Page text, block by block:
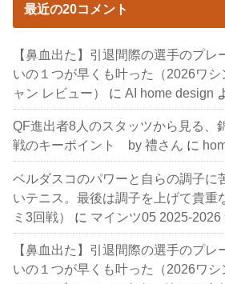
最近の20コメント
【鼻血出た】引退間際の選手のプ
いの１つが早くも叶った（2026ワシ
ャン レビュー）
にAI home design
QF進出者8人のスタッツから見る、
戦のキーポイント by 禮さん に
ベルダスコのパワーと自らの調子に
いテニス。最後は調子を上げて貴重
ミ3回戦）
に マインツ05 2025-2026
【鼻血出た】引退間際の選手のプ
いの１つが早くも叶った（2026ワシ